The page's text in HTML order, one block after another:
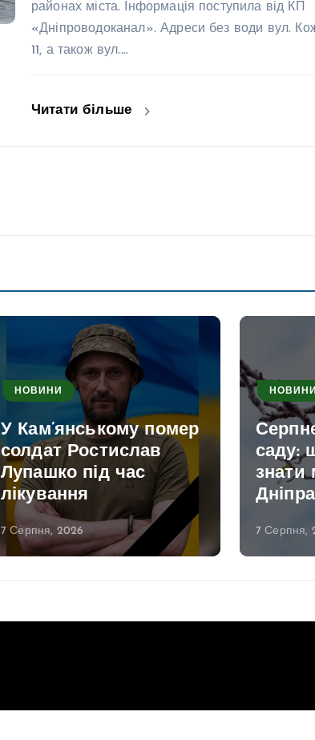
районах міста. Інформація поступила від КП
«Дніпроводоканал». Адреси без води вул.
11, а також вул.…
Читати більше
НОВИНИ
У Кам’янському помер
солдат Ростислав
Лупашко під час
лікування
7 Серпня, 2026
НОВИНИ
саду:
знати
Дніпра
7 Серпня,